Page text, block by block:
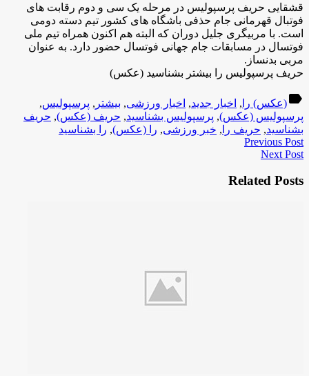
قشقایی حریف پرسپولیس در مرحله یک سی و دوم رقابت های
فوتبال قهرمانی جام حذفی باشگاه های کشور تیم دسته دومی
است. با مربیگری جلیل دوران که البته هم اکنون همراه تیم ملی
فوتسال در مسابقات جام جهانی فوتسال حضور دارد. به عنوان
مربی بدنساز.
حریف پرسپولیس را بیشتر بشناسید (عکس)
label(عکس) را , اخبار جدید, اخبار ورزشی, بیشتر , پرسپولیس,
پرسپولیس (عکس), پرسپولیس بشناسید, حریف (عکس), حریف
بشناسید, حریف را , خبر ورزشی, را (عکس), را بشناسید
Previous Post
Next Post
Related Posts